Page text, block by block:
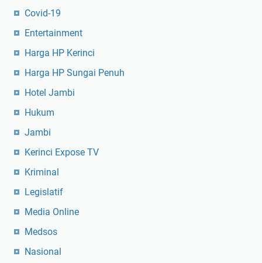
Covid-19
Entertainment
Harga HP Kerinci
Harga HP Sungai Penuh
Hotel Jambi
Hukum
Jambi
Kerinci Expose TV
Kriminal
Legislatif
Media Online
Medsos
Nasional